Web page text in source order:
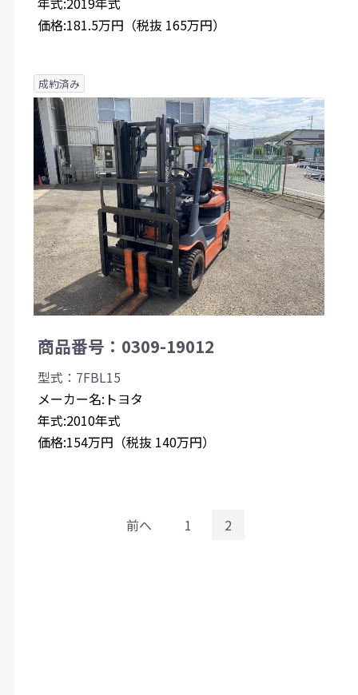
価格:181.5万円（税抜 165万円）
成約済み
商品番号：0309-19012
型式：7FBL15
メーカー名:トヨタ
年式:2010年式
価格:154万円（税抜 140万円）
前へ 1 2